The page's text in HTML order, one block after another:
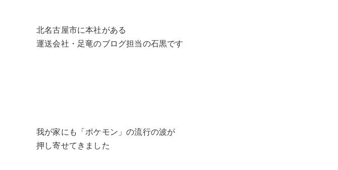
北名古屋市に本社がある
運送会社・足竜のブログ担当の石黒です
我が家にも「ポケモン」の流行の波が
押し寄せてきました